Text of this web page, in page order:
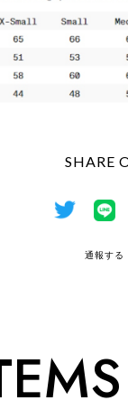
SHARE
通報する